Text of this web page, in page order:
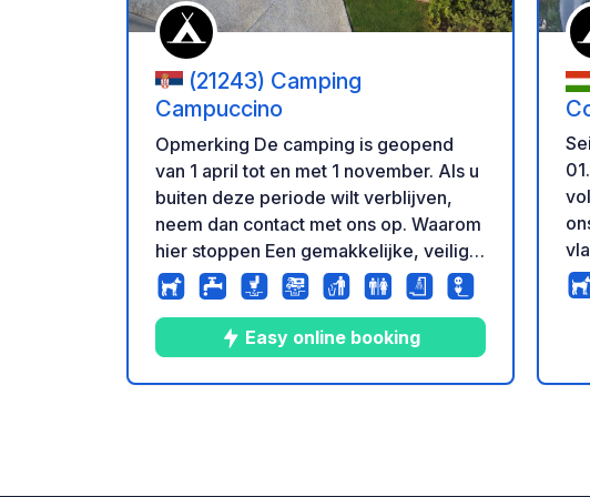
(21243) Camping
Campuccino
Opmerking De camping is geopend
van 1 april tot en met 1 november. Als u
buiten deze periode wilt verblijven,
neem dan contact met ons op. Waarom
hier stoppen Een gemakkelijke, veilige
en rustige stop, op slechts enkele
minuten van de snelweg E-75. Ideaal
voor overnachtingen en korte pauzes
tijdens uw reis door Servië richting
Griekenland, Bulgarije, Noord-
Easy online booking
ons op.